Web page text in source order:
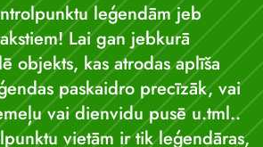
leģendām jeb
Lai gan jebkurā
objekts, kas atrodas aplīša
paskaidro precīzāk, vai
vai dienvidu pusē u.tml..
vietām ir tik leģendāras,